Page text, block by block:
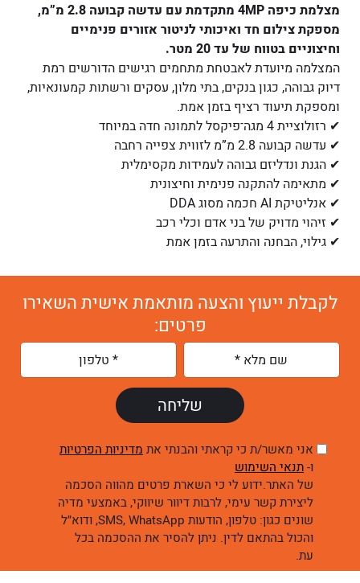
מצלמת כיפה 4MP מתקדמת עם עדשה קבועה 2.8 מ”מ,
מספקת צילום חד ואיכותי לניטור אזורים פנימיים
וחיצוניים בטווח של עד 20 מטר.
המצלמה מיועדת לאבטחת מתחמים רגישים הדורשים רמת
דיוק גבוהה, כגון בנקים, בתי מלון, עסקים ורשתות קמעונאיות,
ומספקת תיעוד רציף בזמן אמת.
✔ רזולוציית 4 מגה־פיקסל לתמונה חדה במיוחד
✔ עדשה קבועה 2.8 מ”מ לזווית צפייה רחבה
✔ הגנת ונדליזם גבוהה לעמידות מקסימלית
✔ מתאימה להתקנה פנימית וחיצונית
✔ אנליטיקת AI חכמה מסוג DDA
✔ זיהוי מדויק של בני אדם וכלי רכב
✔ גילוי, הבחנה והתרעה בזמן אמת
לקבלת ייעוץ והצעה מותאמת אישית השאירו
פרטים:
אני מאשר/ת כי קראתי והבנתי את מדיניות הפרטיות
ו-תנאי השימוש
של האתר.ידוע לי כי השארת פרטים מהווה הסכמה
ליצירת קשר עימי, לרבות דיוור שיווקי, באמצעי מדיה
שונים כגון: טלפון, הודעות SMS, WhatsApp, ודוא״ל
והכול בהתאם לדין. ניתן להסיר את ההסכמה בכל
עת.